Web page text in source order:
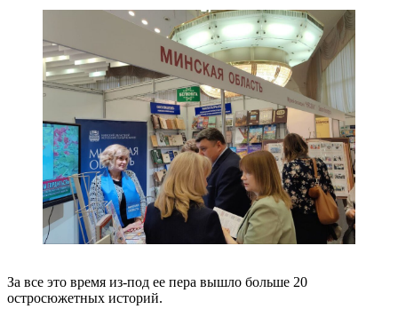
За все это время из-под ее пера вышло больше 20
остросюжетных историй.